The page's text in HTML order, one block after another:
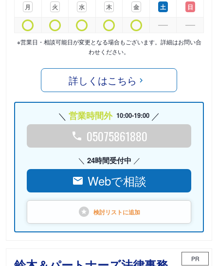
月
火
水
木
金
土
日
※営業日・相談可能日が変更となる場合もございます。詳細はお問い合
わせください。
詳しくはこちら
営業時間外 10:00-19:00
05075861880
24時間受付中
Webで相談
検討リストに追加
PR